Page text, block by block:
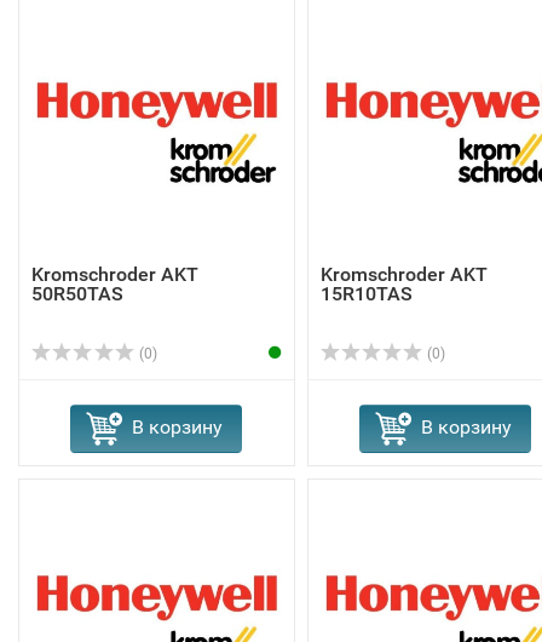
Kromschroder AKT
50R50TAS
(0)
В корзину
Kromschroder AKT
15R10TAS
(0)
В корзину